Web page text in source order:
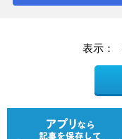
表示：